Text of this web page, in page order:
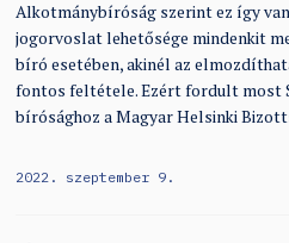
Alkotmánybíróság szerint ez így
jogorvoslat lehetősége mindenkit
bíró esetében, akinél az
fontos feltétele. Ezért fordult most
bírósághoz a Magyar Helsinki
2022. szeptember 9.